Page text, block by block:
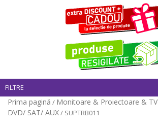
FILTRE
Prima pagină / Monitoare & Proiectoare & TV
DVD/ SAT/ AUX/ SUPTRB011